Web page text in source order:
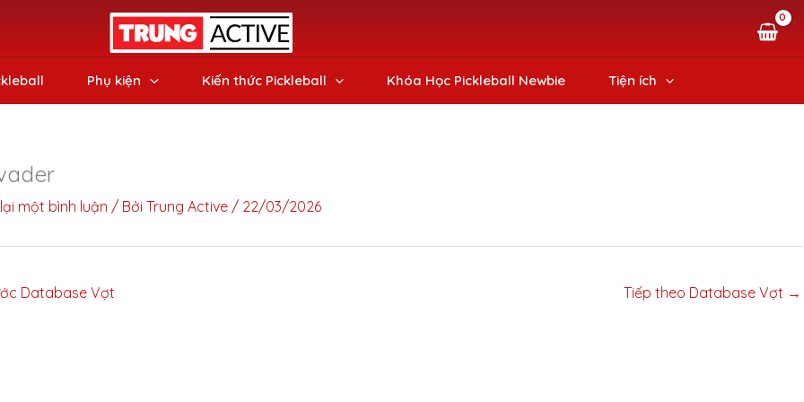
Phụ kiện Kiến thức Pickleball Khóa Học Pickleball Newbie Tiện ích
một bình luận / BởiTrung Active / 22/03/2026
Database Vợt Tiếp theo Database Vợt →